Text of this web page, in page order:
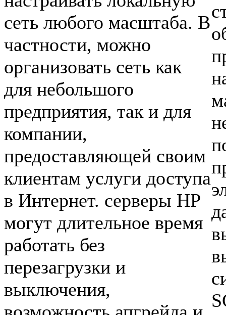
сеть любого масштаба. В
частности, можно
организовать сеть как
для небольшого
предприятия, так и для
компании,
предоставляющей своим
клиентам услуги доступа
в Интернет. серверы HP
могут длительное время
работать без
перезагрузки и
выключения,